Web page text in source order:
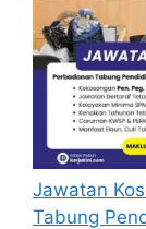
Jawatan
Tabung